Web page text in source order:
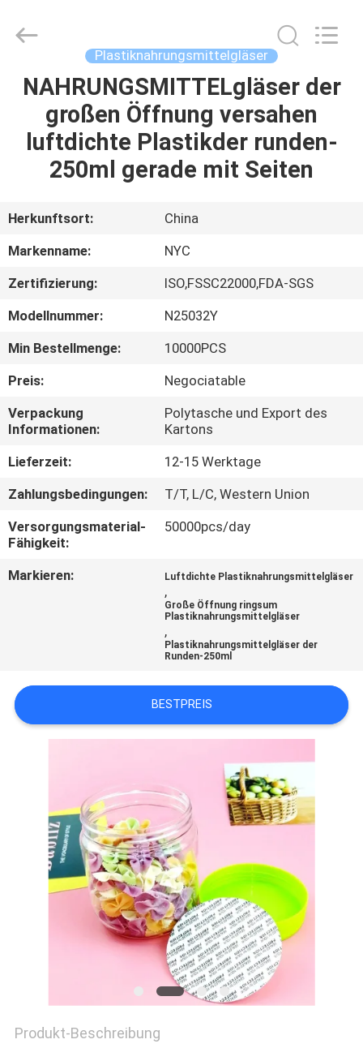
HAUS
PRODUKTE
UNS
AUSFLUG
QUALITÄTSKONTROLLE
TRETEN
SIE
MIT
UNS
VERBINDUNG
SITEMAP
PRIVACY
Rights
Reserved.
Plastiknahrungsmittelgläser
NAHRUNGSMITTELgläser der
großen Öffnung versahen
luftdichte Plastikder runden-
250ml gerade mit Seiten
Herkunftsort:
China
Markenname:
NYC
Zertifizierung:
ISO,FSSC22000,FDA-SGS
Modellnummer:
N25032Y
Min Bestellmenge:
10000PCS
Preis:
Negociatable
Verpackung
Informationen:
Polytasche und Export des
Kartons
Lieferzeit:
12-15 Werktage
Zahlungsbedingungen:
T/T, L/C, Western Union
Versorgungsmaterial-
Fähigkeit:
50000pcs/day
Markieren: Luftdichte Plastiknahrungsmittelgläser
,
Große Öffnung ringsum
Plastiknahrungsmittelgläser
,
Plastiknahrungsmittelgläser der
Runden-250ml
BESTPREIS
Produkt-Beschreibung